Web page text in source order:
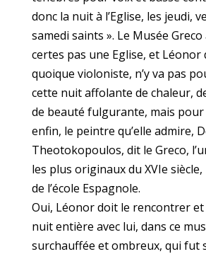
donc la nuit à l’Eglise, les jeudi,
samedi saints ». Le Musée Greco
certes pas une Eglise, et Léonor
quoique violoniste, n’y va pas
cette nuit affolante de chaleur,
de beauté fulgurante, mais
enfin, le peintre qu’elle admire,
Theotokopoulos, dit le Greco,
les plus originaux du XVIe
de l’école Espagnole.
Oui, Léonor doit le rencontrer
nuit entière avec lui, dans ce
surchauffée et ombreux, qui fut